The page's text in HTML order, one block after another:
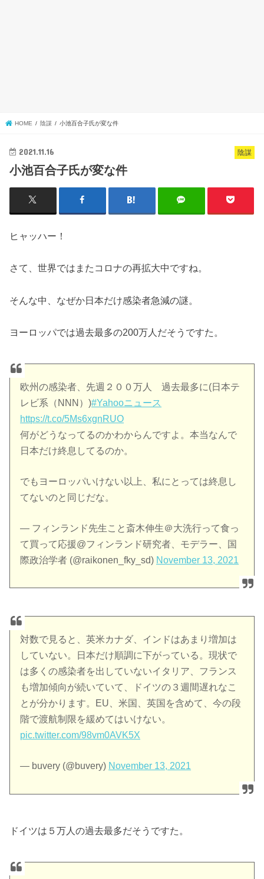
HOME 陰謀 小池百合子氏が変な件
陰謀
2021.11.16
小池百合子氏が変な件
ヒャッハー！
さて、世界ではまたコロナの再拡大中ですね。
そんな中、なぜか日本だけ感染者急減の謎。
ヨーロッパでは過去最多の200万人だそうですた。
欧州の感染者、先週２００万人 過去最多に(日本テ
レビ系（NNN）)#Yahooニュース
https://t.co/5Ms6xgnRUO
何がどうなってるのかわからんですよ。本当なんで
日本だけ終息してるのか。
でもヨーロッパいけない以上、私にとっては終息し
てないのと同じだな。
— フィンランド先生こと斎木伸生＠大洗行って食っ
て買って応援@フィンランド研究者、モデラー、国
際政治学者 (@raikonen_fky_sd) November 13, 2021
対数で見ると、英米カナダ、インドはあまり増加は
していない。日本だけ順調に下がっている。現状で
は多くの感染者を出していないイタリア、フランス
も増加傾向が続いていて、ドイツの３週間遅れなこ
とが分かります。EU、米国、英国を含めて、今の段
階で渡航制限を緩めてはいけない。
pic.twitter.com/98vm0AVK5X
— buvery (@buvery) November 13, 2021
ドイツは５万人の過去最多だそうですた。